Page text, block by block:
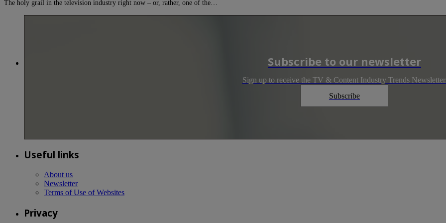
The holy grail in the television industry right now – or, rather, one of the…
Subscribe to our newsletter
Sign up to receive the TV & Content Industry Trends
Subscribe
Useful links
About us
Newsletter
Terms of Use of Websites
Privacy